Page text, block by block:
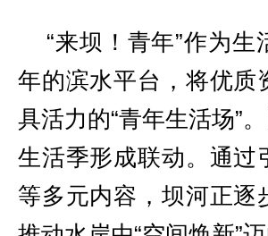
“来坝！青年”作为
年的滨水平台，将优质
具活力的“青年生活场”
生活季形成联动。通过
等多元内容，坝河正